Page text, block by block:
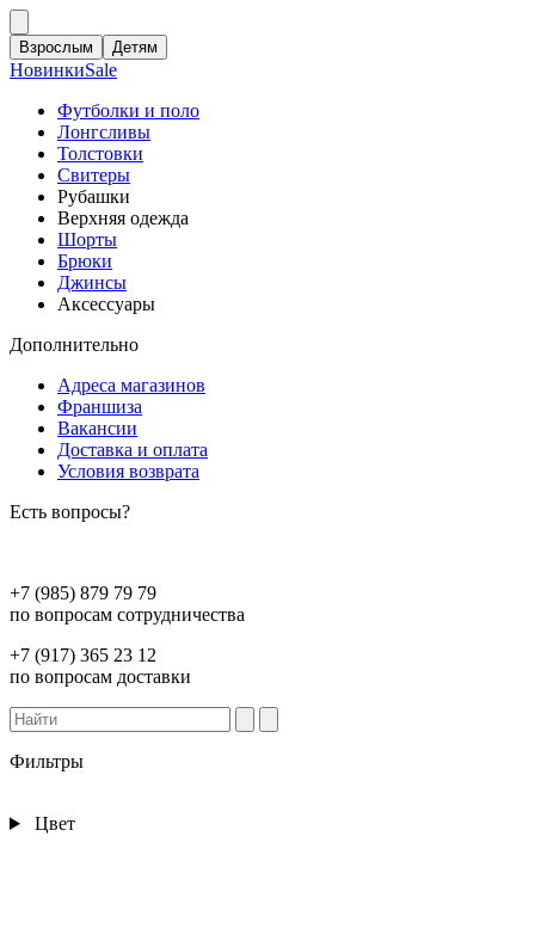
Взрослым Детям
НовинкиSale
Футболки и поло
Лонгсливы
Толстовки
Свитеры
Рубашки
Верхняя одежда
Шорты
Брюки
Джинсы
Аксессуары
Дополнительно
Адреса магазинов
Франшиза
Вакансии
Доставка и оплата
Условия возврата
Есть вопросы?
+7 (985) 879 79 79
по вопросам сотрудничества
+7 (917) 365 23 12
по вопросам доставки
Фильтры
Цвет